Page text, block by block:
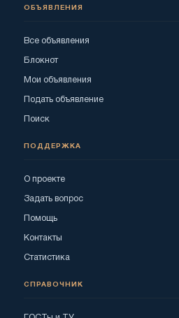
ОБЪЯВЛЕНИЯ
Все объявления
Блокнот
Мои объявления
Подать объявление
Поиск
ПОДДЕРЖКА
О проекте
Задать вопрос
Помощь
Контакты
Статистика
СПРАВОЧНИК